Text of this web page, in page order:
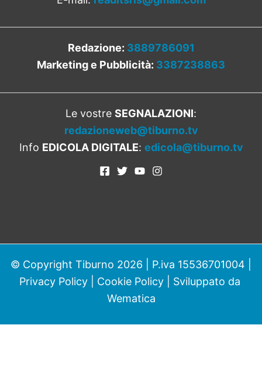
Redazione: 3889786091
Marketing e Pubblicità: 3387238863
Le vostre SEGNALAZIONI:
redazioneweb@tiburno.tv
Info EDICOLA DIGITALE: edicola@tiburno.tv
© Copyright Tiburno 2026 | P.iva 15536701004 |
Privacy Policy| Cookie Policy| Sviluppato da
Wematica